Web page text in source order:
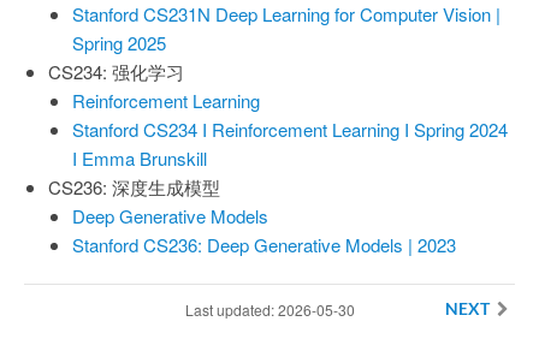
Stanford CS231N Deep Learning for Computer Vision |
Spring 2025
CS234: 强化学习
Reinforcement Learning
Stanford CS234 I Reinforcement Learning I Spring 2024
I Emma Brunskill
CS236: 深度生成模型
Deep Generative Models
Stanford CS236: Deep Generative Models | 2023
Last updated: 2026-05-30 NEXT